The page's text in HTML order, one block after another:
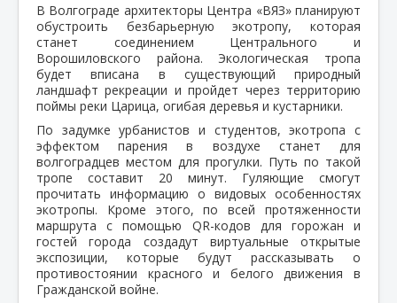
В Волгограде архитекторы Центра «ВЯЗ» планируют
обустроить безбарьерную экотропу, которая
станет соединением Центрального и
Ворошиловского района. Экологическая тропа
будет вписана в существующий природный
ландшафт рекреации и пройдет через территорию
поймы реки Царица, огибая деревья и кустарники.
По задумке урбанистов и студентов, экотропа с
эффектом парения в воздухе станет для
волгоградцев местом для прогулки. Путь по такой
тропе составит 20 минут. Гуляющие смогут
прочитать информацию о видовых особенностях
экотропы. Кроме этого, по всей протяженности
маршрута с помощью QR-кодов для горожан и
гостей города создадут виртуальные открытые
экспозиции, которые будут рассказывать о
противостоянии красного и белого движения в
Гражданской войне.